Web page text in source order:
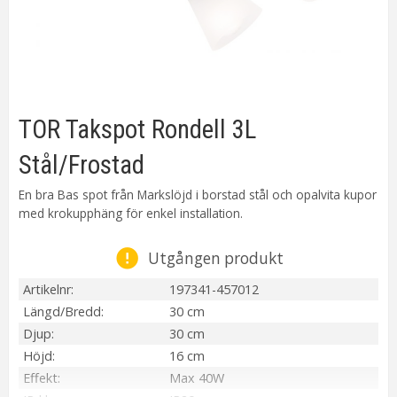
TOR Takspot Rondell 3L
Stål/Frostad
En bra Bas spot från Markslöjd i borstad stål och opalvita kupor
med krokupphäng för enkel installation.
Utgången produkt
Artikelnr
197341-457012
Längd/Bredd
30 cm
Djup
30 cm
Höjd
16 cm
Effekt
Max 40W